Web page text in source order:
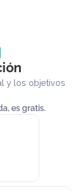
y los